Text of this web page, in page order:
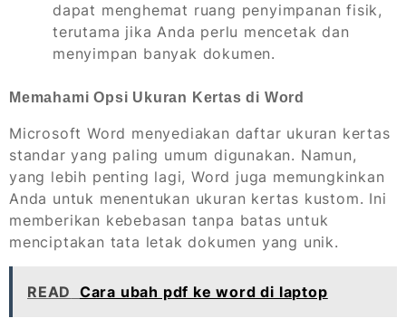
dapat menghemat ruang penyimpanan fisik,
terutama jika Anda perlu mencetak dan
menyimpan banyak dokumen.
Memahami Opsi Ukuran Kertas di Word
Microsoft Word menyediakan daftar ukuran kertas
standar yang paling umum digunakan. Namun,
yang lebih penting lagi, Word juga memungkinkan
Anda untuk menentukan ukuran kertas kustom. Ini
memberikan kebebasan tanpa batas untuk
menciptakan tata letak dokumen yang unik.
READ Cara ubah pdf ke word di laptop